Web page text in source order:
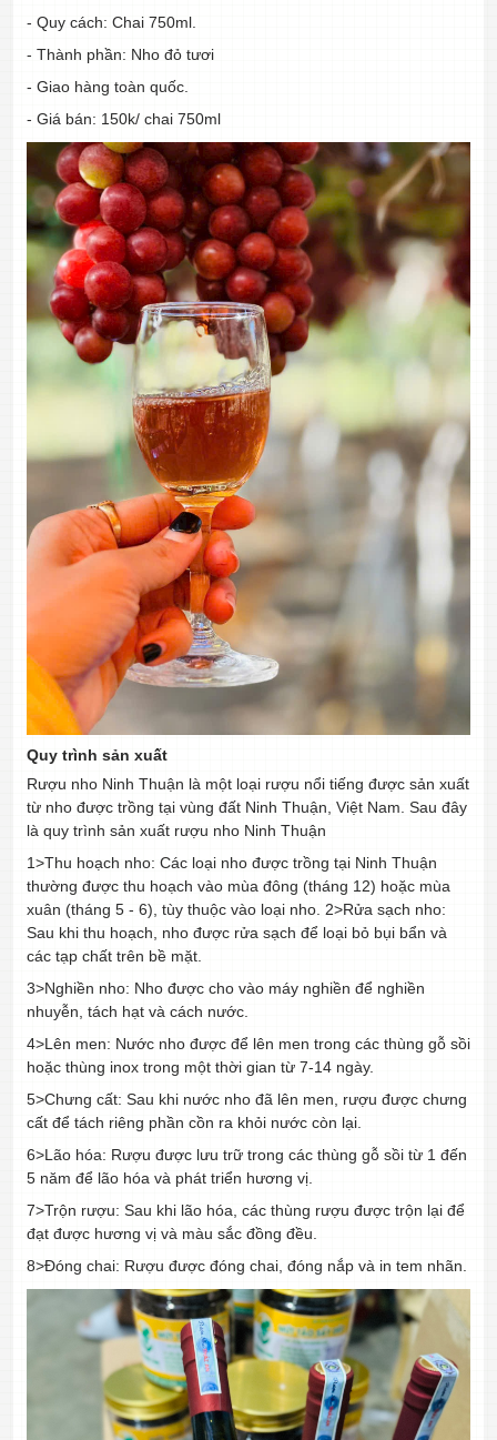
- Quy cách: Chai 750ml.
- Thành phần: Nho đỏ tươi
- Giao hàng toàn quốc.
- Giá bán: 150k/ chai 750ml
Quy trình sản xuất
Rượu nho Ninh Thuận là một loại rượu nổi tiếng được sản xuất
từ nho được trồng tại vùng đất Ninh Thuận, Việt Nam. Sau đây
là quy trình sản xuất rượu nho Ninh Thuận
1>Thu hoạch nho: Các loại nho được trồng tại Ninh Thuận
thường được thu hoạch vào mùa đông (tháng 12) hoặc mùa
xuân (tháng 5 - 6), tùy thuộc vào loại nho. 2>Rửa sạch nho:
Sau khi thu hoạch, nho được rửa sạch để loại bỏ bụi bẩn và
các tạp chất trên bề mặt.
3>Nghiền nho: Nho được cho vào máy nghiền để nghiền
nhuyễn, tách hạt và cách nước.
4>Lên men: Nước nho được để lên men trong các thùng gỗ sồi
hoặc thùng inox trong một thời gian từ 7-14 ngày.
5>Chưng cất: Sau khi nước nho đã lên men, rượu được chưng
cất để tách riêng phần cồn ra khỏi nước còn lại.
6>Lão hóa: Rượu được lưu trữ trong các thùng gỗ sồi từ 1 đến
5 năm để lão hóa và phát triển hương vị.
7>Trộn rượu: Sau khi lão hóa, các thùng rượu được trộn lại để
đạt được hương vị và màu sắc đồng đều.
8>Đóng chai: Rượu được đóng chai, đóng nắp và in tem nhãn.